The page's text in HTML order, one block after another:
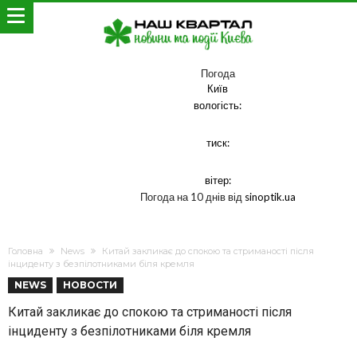
Погода
Київ
вологість:
тиск:
вітер:
Погода на 10 днів від sinoptik.ua
Головна News
Китай закликає до спокою та стриманості після
інциденту з безпілотниками біля кремля
NEWS НОВОСТИ
Китай закликає до спокою та стриманості після
інциденту з безпілотниками біля кремля